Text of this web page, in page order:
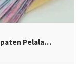
Pelala…